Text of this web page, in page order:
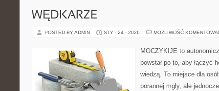
WĘDKARZE
POSTED BY ADMIN STY - 24 - 2026 MOŻLIWOŚĆ
MOCZYKIJE to
powstał po to, aby łączyć
wiedzą. To miejsce dla
porannej mgły, ale